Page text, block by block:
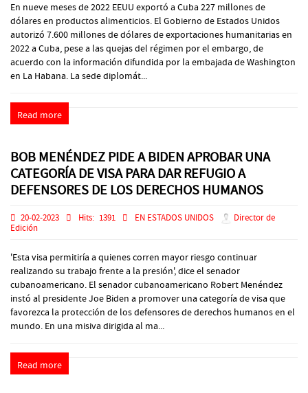
En nueve meses de 2022 EEUU exportó a Cuba 227 millones de
dólares en productos alimenticios. El Gobierno de Estados Unidos
autorizó 7.600 millones de dólares de exportaciones humanitarias en
2022 a Cuba, pese a las quejas del régimen por el embargo, de
acuerdo con la información difundida por la embajada de Washington
en La Habana. La sede diplomát...
Read more
BOB MENÉNDEZ PIDE A BIDEN APROBAR UNA
CATEGORÍA DE VISA PARA DAR REFUGIO A
DEFENSORES DE LOS DERECHOS HUMANOS
20-02-2023 Hits: 1391 EN ESTADOS UNIDOS
Director de
Edición
'Esta visa permitiría a quienes corren mayor riesgo continuar
realizando su trabajo frente a la presión', dice el senador
cubanoamericano. El senador cubanoamericano Robert Menéndez
instó al presidente Joe Biden a promover una categoría de visa que
favorezca la protección de los defensores de derechos humanos en el
mundo. En una misiva dirigida al ma...
Read more